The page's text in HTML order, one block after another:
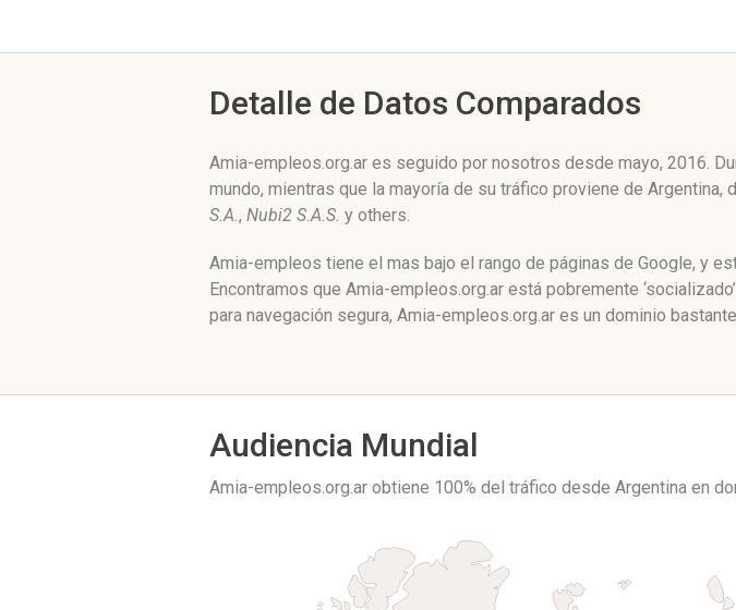
Detalle de Datos Comparados
Amia-empleos.org.ar es seguido por nosotros desde mayo, 2016.
mundo, mientras que la mayoría de su tráfico proviene de
S.A., Nubi2 S.A.S. y others.
Amia-empleos tiene el mas bajo el rango de páginas de Google, y
Encontramos que Amia-empleos.org.ar está pobremente
para navegación segura, Amia-empleos.org.ar es un dominio
Audiencia Mundial
Amia-empleos.org.ar obtiene 100% del tráfico desde Argentina en